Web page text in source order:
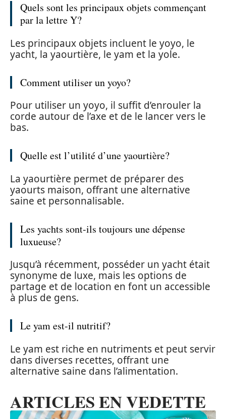
Quels sont les principaux objets commençant
par la lettre Y?
Les principaux objets incluent le yoyo, le
yacht, la yaourtière, le yam et la yole.
Comment utiliser un yoyo?
Pour utiliser un yoyo, il suffit d’enrouler la
corde autour de l’axe et de le lancer vers le
bas.
Quelle est l’utilité d’une yaourtière?
La yaourtière permet de préparer des
yaourts maison, offrant une alternative
saine et personnalisable.
Les yachts sont-ils toujours une dépense
luxueuse?
Jusqu’à récemment, posséder un yacht était
synonyme de luxe, mais les options de
partage et de location en font un accessible
à plus de gens.
Le yam est-il nutritif?
Le yam est riche en nutriments et peut servir
dans diverses recettes, offrant une
alternative saine dans l’alimentation.
ARTICLES EN VEDETTE